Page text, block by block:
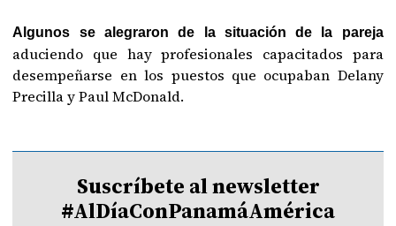
Algunos se alegraron de la situación de la pareja
aduciendo que hay profesionales capacitados para
desempeñarse en los puestos que ocupaban Delany
Precilla y Paul McDonald.
Suscríbete al newsletter
#AlDíaConPanamáAmérica